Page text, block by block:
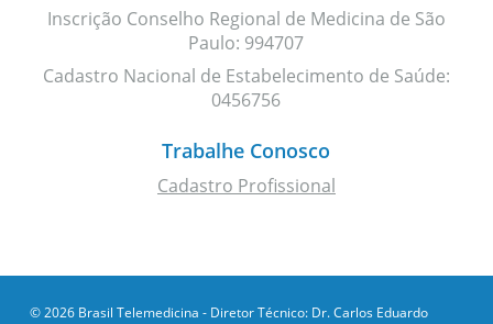
Inscrição Conselho Regional de Medicina de São
Paulo: 994707
Cadastro Nacional de Estabelecimento de Saúde:
0456756
Trabalhe Conosco
Cadastro Profissional
© 2026 Brasil Telemedicina - Diretor Técnico: Dr. Carlos Eduardo